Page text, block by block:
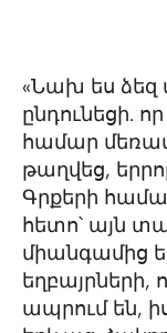
«Նախ ես ձեզ
ընդունեցի.
համար
թաղվեց,
Գրքերի
հետո՝ այն
միանգամից
եղբայրների,
ապրում են,